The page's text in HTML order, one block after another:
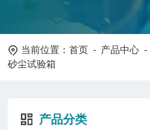
当前位置：首页 - 产品中心 -
砂尘试验箱
产品分类